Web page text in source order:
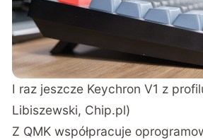
I raz jeszcze Keychron V1 z
Libiszewski, Chip.pl)
Z QMK współpracuje